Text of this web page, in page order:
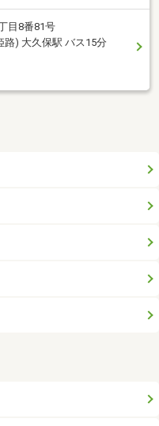
目8番81号
路) 大久保駅 バス15分